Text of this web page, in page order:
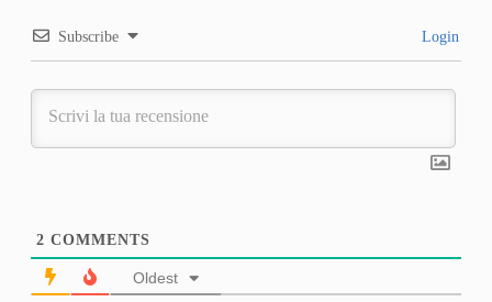
Subscribe Login
2 COMMENTS
Oldest